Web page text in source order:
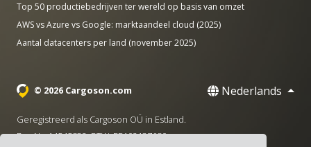
Top 50 productiebedrijven ter wereld op basis van omzet
AWS vs Azure vs Google: marktaandeel cloud (2025)
Aantal datacenters per land (november 2025)
© 2026 Cargoson.com Nederlands
Geregistreerd als Cargoson OÜ in Estland.
Reg Nr: 14545832. BTW: EE102137680.